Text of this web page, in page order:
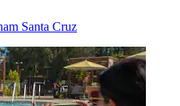
Santa Cruz